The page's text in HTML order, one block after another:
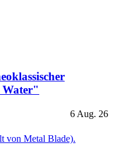
6 Aug. 26